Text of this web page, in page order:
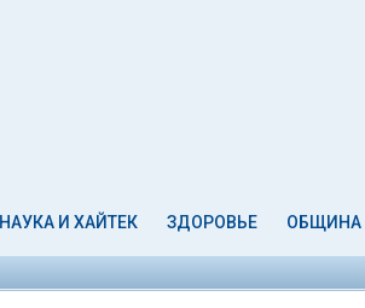
НАУКА И ХАЙТЕК ЗДОРОВЬЕ ОБЩИНА